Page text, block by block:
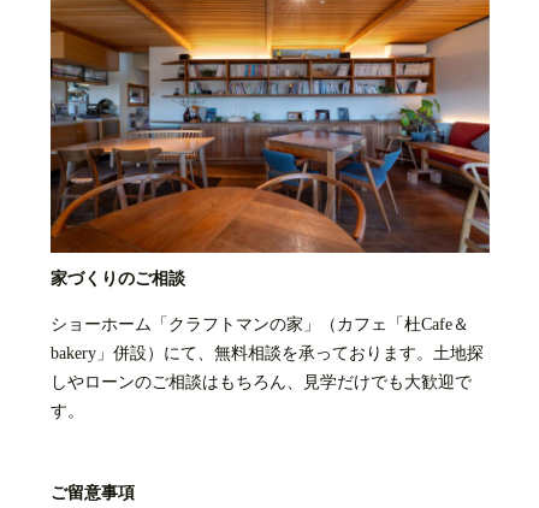
家づくりのご相談
ショーホーム「クラフトマンの家」（カフェ「杜Cafe＆
bakery」併設）にて、無料相談を承っております。土地探
しやローンのご相談はもちろん、見学だけでも大歓迎で
す。
ご留意事項